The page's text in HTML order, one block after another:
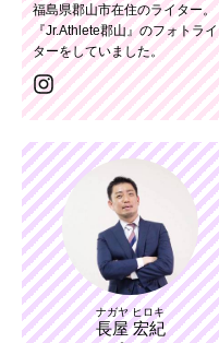
福島県郡山市在住のライター。
『Jr.Athlete郡山』のフォトライ
ターをしていました。
ナガヤ ヒロキ
長屋 宏紀